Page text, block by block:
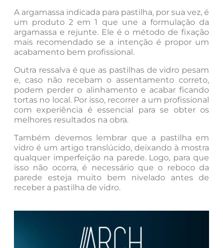
A argamassa indicada para pastilha, por sua vez, é
um produto 2 em 1 que une a formulação da
argamassa e rejunte. Ele é o método de fixação
mais recomendado se a intenção é propor um
acabamento bem profissional.
Outra ressalva é que as pastilhas de vidro pesam
e, caso não recebam o assentamento correto,
podem perder o alinhamento e acabar ficando
tortas no local. Por isso, recorrer a um profissional
com experiência é essencial para se obter os
melhores resultados na obra.
Também devemos lembrar que a pastilha em
vidro é um artigo translúcido, deixando à mostra
qualquer imperfeição na parede. Logo, para que
isso não ocorra, é necessário que o reboco da
parede esteja muito bem nivelado antes de
receber a pastilha de vidro.